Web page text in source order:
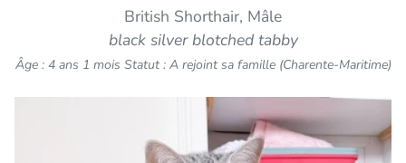
British Shorthair, Mâle
black silver blotched tabby
Âge : 4 ans 1 mois Statut : A rejoint sa famille (Charente-Maritime)